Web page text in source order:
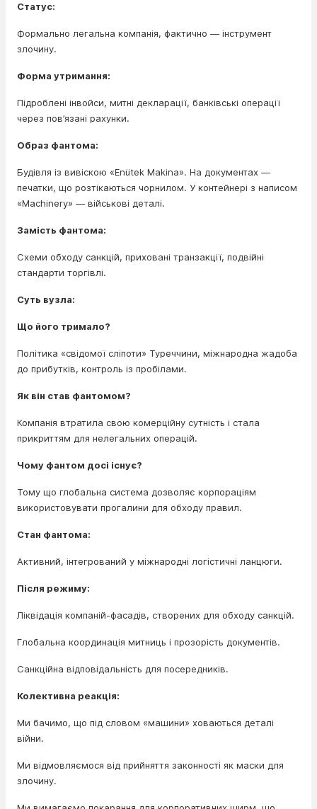
Статус:
Формально легальна компанія, фактично — інструмент
злочину.
Форма утримання:
Підроблені інвойси, митні декларації, банківські операції
через пов’язані рахунки.
Образ фантома:
Будівля із вивіскою «Enütek Makina». На документах —
печатки, що розтікаються чорнилом. У контейнері з написом
«Machinery» — військові деталі.
Замість фантома:
Схеми обходу санкцій, приховані транзакції, подвійні
стандарти торгівлі.
Суть вузла:
Що його тримало?
Політика «свідомої сліпоти» Туреччини, міжнародна жадоба
до прибутків, контроль із пробілами.
Як він став фантомом?
Компанія втратила свою комерційну сутність і стала
прикриттям для нелегальних операцій.
Чому фантом досі існує?
Тому що глобальна система дозволяє корпораціям
використовувати прогалини для обходу правил.
Стан фантома:
Активний, інтегрований у міжнародні логістичні ланцюги.
Після режиму:
Ліквідація компаній-фасадів, створених для обходу санкцій.
Глобальна координація митниць і прозорість документів.
Санкційна відповідальність для посередників.
Колективна реакція:
Ми бачимо, що під словом «машини» ховаються деталі
війни.
Ми відмовляємося від прийняття законності як маски для
злочину.